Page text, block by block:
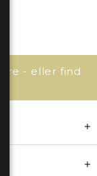
- eller find